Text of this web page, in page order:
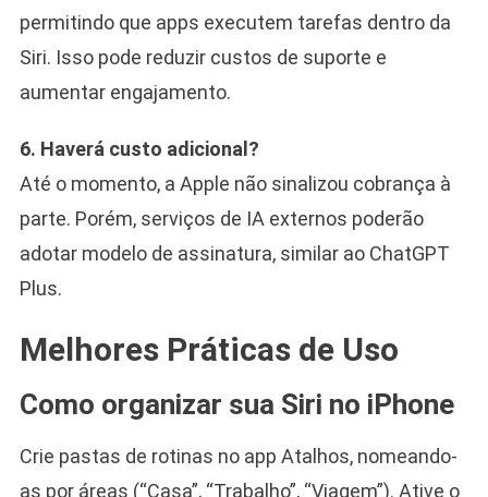
permitindo que apps executem tarefas dentro da
Siri. Isso pode reduzir custos de suporte e
aumentar engajamento.
6. Haverá custo adicional?
Até o momento, a Apple não sinalizou cobrança à
parte. Porém, serviços de IA externos poderão
adotar modelo de assinatura, similar ao ChatGPT
Plus.
Melhores Práticas de Uso
Como organizar sua Siri no iPhone
Crie pastas de rotinas no app Atalhos, nomeando-
as por áreas (“Casa”, “Trabalho”, “Viagem”). Ative o